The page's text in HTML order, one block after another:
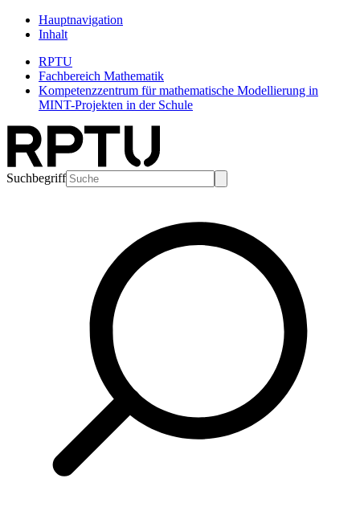
Hauptnavigation
Inhalt
RPTU
Fachbereich Mathematik
Kompetenzzentrum für mathematische Modellierung in
MINT-Projekten in der Schule
Suchbegriff